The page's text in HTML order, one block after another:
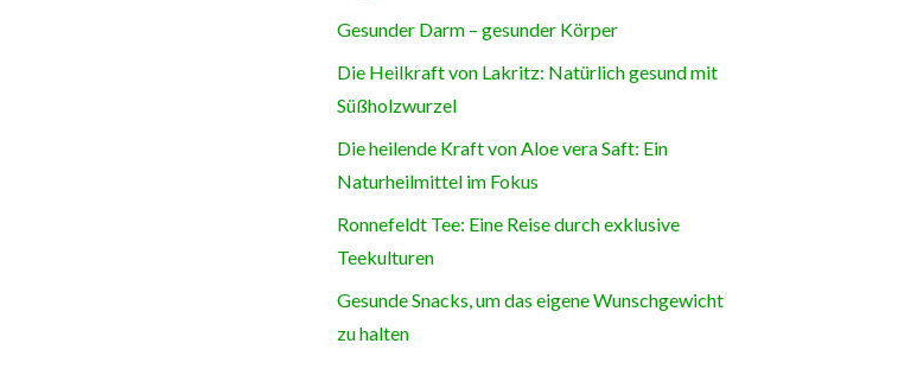
Gesunder Darm – gesunder Körper
Die Heilkraft von Lakritz: Natürlich gesund mit
Süßholzwurzel
Die heilende Kraft von Aloe vera Saft: Ein
Naturheilmittel im Fokus
Ronnefeldt Tee: Eine Reise durch exklusive
Teekulturen
Gesunde Snacks, um das eigene Wunschgewicht
zu halten